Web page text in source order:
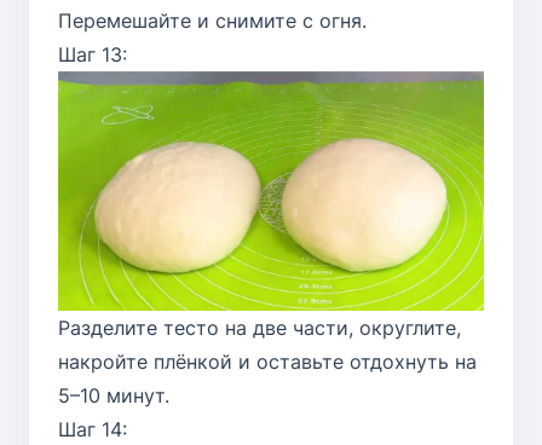
Перемешайте и снимите с огня.
Шаг 13:
Разделите тесто на две части, округлите,
накройте плёнкой и оставьте отдохнуть на
5–10 минут.
Шаг 14: